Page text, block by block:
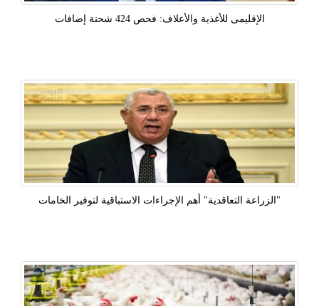
الإقليمى للأغذية والأعلاف: فحص 424 شحنة إضافات
"الزراعة التعاقدية" أهم الإجراءات الاستباقية لتوفير الخامات